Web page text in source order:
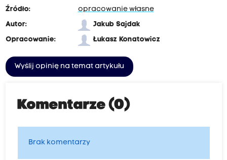
Źródło:
opracowanie własne
Autor:
Jakub Sajdak
Opracowanie:
Łukasz Konatowicz
Wyślij opinię na temat artykułu
Komentarze (0)
Brak komentarzy